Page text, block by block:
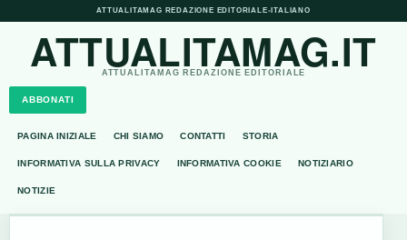
ATTUALITAMAG REDAZIONE EDITORIALE• ITALIANO
ATTUALITAMAG.IT
ATTUALITAMAG REDAZIONE EDITORIALE
ABBONATI
PAGINA INIZIALE CHI SIAMO CONTATTI STORIA
INFORMATIVA SULLA PRIVACY INFORMATIVA COOKIE NOTIZIARIO
NOTIZIE